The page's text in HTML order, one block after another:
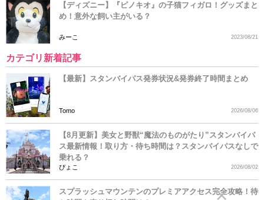
【ディズニー】『ピノキオ』の子猫フィガロ！グッズまと
め！意外な飼い主がいる？
みーこ 2023/08/21
カテゴリ新着記事
【最新】スタンバイパス発券状況&発券終了時間まとめ
Tomo 2026/08/06
【8月更新】美女と野獣“魔法のものがたり”スタンバイパ
ス最新情報！取り方・待ち時間は？スタンバイパスなしで
乗れる？
ぴょこ 2026/08/02
スプラッシュマウンテンのプレミアアクセス完全攻略！待